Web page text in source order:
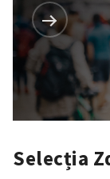
Selecția